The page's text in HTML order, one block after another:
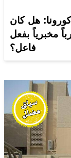
كورونا: هل كان
تسرباً مخبرياً بفعل
فاعل؟